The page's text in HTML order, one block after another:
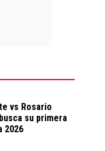
vs Rosario
su primera
2026